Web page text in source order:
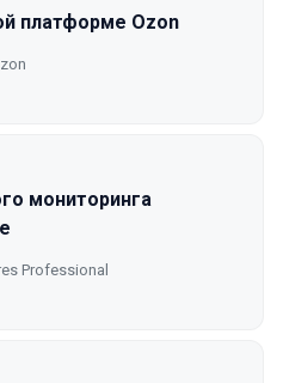
платформе Ozon
мониторинга
Professional